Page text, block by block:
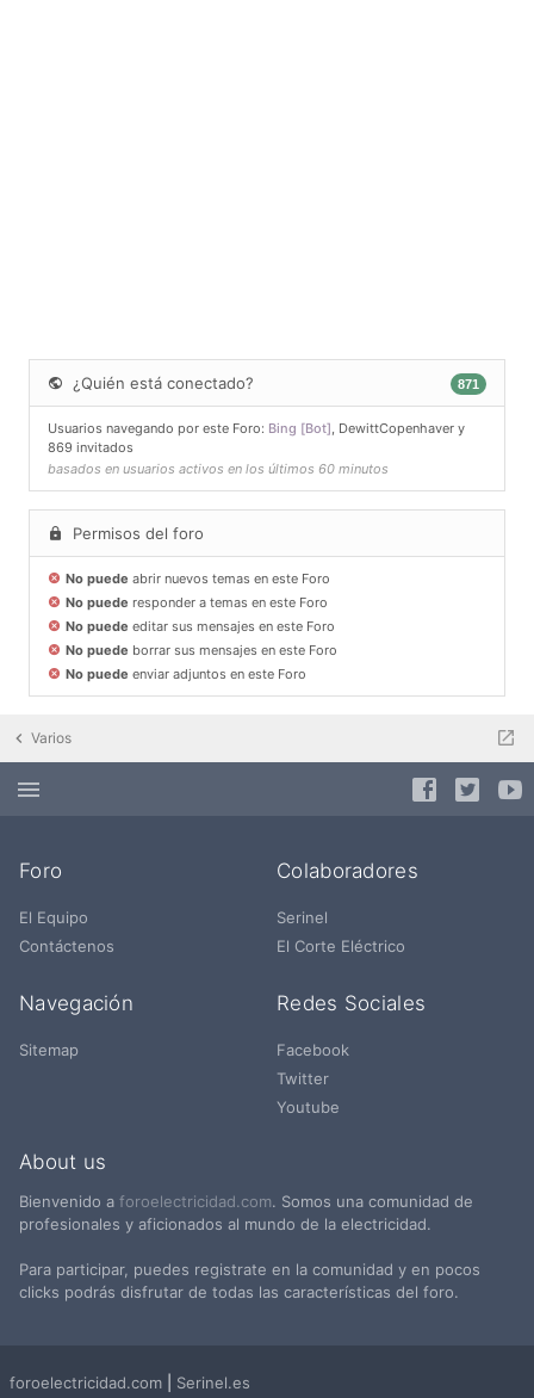
¿Quién está conectado? 871
Usuarios navegando por este Foro: Bing [Bot], DewittCopenhaver y
869 invitados
basados en usuarios activos en los últimos 60 minutos
Permisos del foro
No puede abrir nuevos temas en este Foro
No puede responder a temas en este Foro
No puede editar sus mensajes en este Foro
No puede borrar sus mensajes en este Foro
No puede enviar adjuntos en este Foro
Varios
Foro
El Equipo
Contáctenos
Colaboradores
Serinel
El Corte Eléctrico
Navegación
Sitemap
Redes Sociales
Facebook
Twitter
Youtube
About us
Bienvenido a foroelectricidad.com. Somos una comunidad de
profesionales y aficionados al mundo de la electricidad.
Para participar, puedes registrate en la comunidad y en pocos
clicks podrás disfrutar de todas las características del foro.
foroelectricidad.com Serinel.es